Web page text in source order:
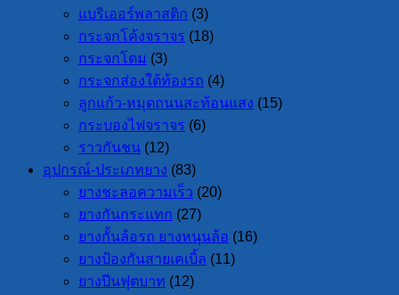
แบริเออร์พลาสติก (3)
กระจกโค้งจราจร (18)
กระจกโดม (3)
กระจกส่องใต้ท้องรถ (4)
ลูกแก้ว-หมุดถนนสะท้อนแสง (15)
กระบองไฟจราจร (6)
ราวกันชน (12)
อุปกรณ์-ประเภทยาง (83)
ยางชะลอความเร็ว (20)
ยางกันกระแทก (27)
ยางกั้นล้อรถ ยางหนุนล้อ (16)
ยางป้องกันสายเคเบิ้ล (11)
ยางปีนฟุตบาท (12)